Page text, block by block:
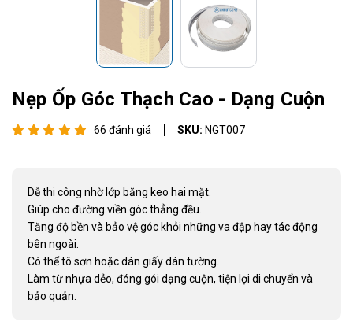
Nẹp Ốp Góc Thạch Cao - Dạng Cuộn
66 đánh giá SKU: NGT007
Dễ thi công nhờ lớp băng keo hai mặt.
Giúp cho đường viền góc thẳng đều.
Tăng độ bền và bảo vệ góc khỏi những va đập hay tác động
bên ngoài.
Có thể tô sơn hoặc dán giấy dán tường.
Làm từ nhựa dẻo, đóng gói dạng cuộn, tiện lợi di chuyển và
bảo quản.